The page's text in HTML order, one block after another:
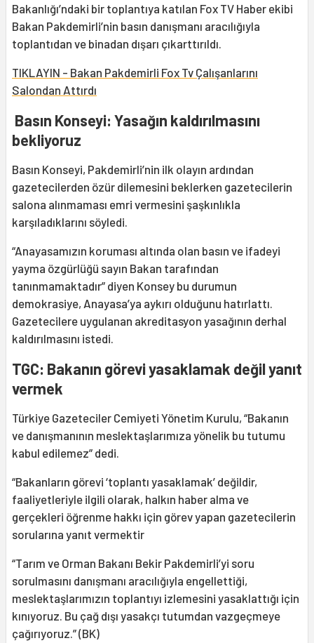
Bakanlığı’ndaki bir toplantıya katılan Fox TV Haber ekibi
Bakan Pakdemirli’nin basın danışmanı aracılığıyla
toplantıdan ve binadan dışarı çıkarttırıldı.
TIKLAYIN - Bakan Pakdemirli Fox Tv Çalışanlarını
Salondan Attırdı
Basın Konseyi: Yasağın kaldırılmasını
bekliyoruz
Basın Konseyi, Pakdemirli’nin ilk olayın ardından
gazetecilerden özür dilemesini beklerken gazetecilerin
salona alınmaması emri vermesini şaşkınlıkla
karşıladıklarını söyledi.
“Anayasamızın koruması altında olan basın ve ifadeyi
yayma özgürlüğü sayın Bakan tarafından
tanınmamaktadır” diyen Konsey bu durumun
demokrasiye, Anayasa’ya aykırı olduğunu hatırlattı.
Gazetecilere uygulanan akreditasyon yasağının derhal
kaldırılmasını istedi.
TGC: Bakanın görevi yasaklamak değil yanıt
vermek
Türkiye Gazeteciler Cemiyeti Yönetim Kurulu, “Bakanın
ve danışmanının meslektaşlarımıza yönelik bu tutumu
kabul edilemez” dedi.
“Bakanların görevi ‘toplantı yasaklamak’ değildir,
faaliyetleriyle ilgili olarak, halkın haber alma ve
gerçekleri öğrenme hakkı için görev yapan gazetecilerin
sorularına yanıt vermektir
“Tarım ve Orman Bakanı Bekir Pakdemirli’yi soru
sorulmasını danışmanı aracılığıyla engellettiği,
meslektaşlarımızın toplantıyı izlemesini yasaklattığı için
kınıyoruz. Bu çağ dışı yasakçı tutumdan vazgeçmeye
çağırıyoruz.” (BK)